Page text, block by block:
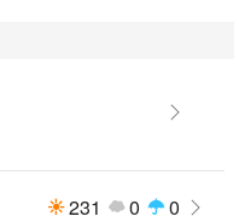
く、質問にお答えできない可
りすぐに発送できるようにさせ
ろお値引きは考えておりませ
231 0 0